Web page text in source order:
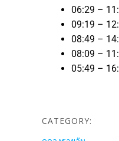
06:29 –
09:19 –
08:49 –
08:09 –
05:49 –
CATEGORY: